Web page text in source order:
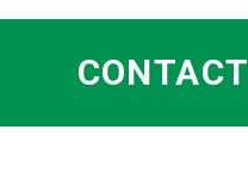
CONTACT